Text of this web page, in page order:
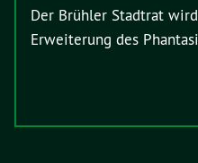
Der Brühler Stadtrat
Erweiterung des